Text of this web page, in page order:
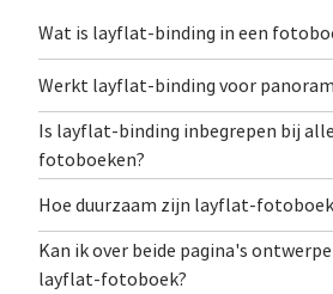
Wat is layflat-binding in een
Werkt layflat-binding voor
Is layflat-binding inbegrepen bij
fotoboeken?
Hoe duurzaam zijn layflat-
Kan ik over beide pagina's
layflat-fotoboek?